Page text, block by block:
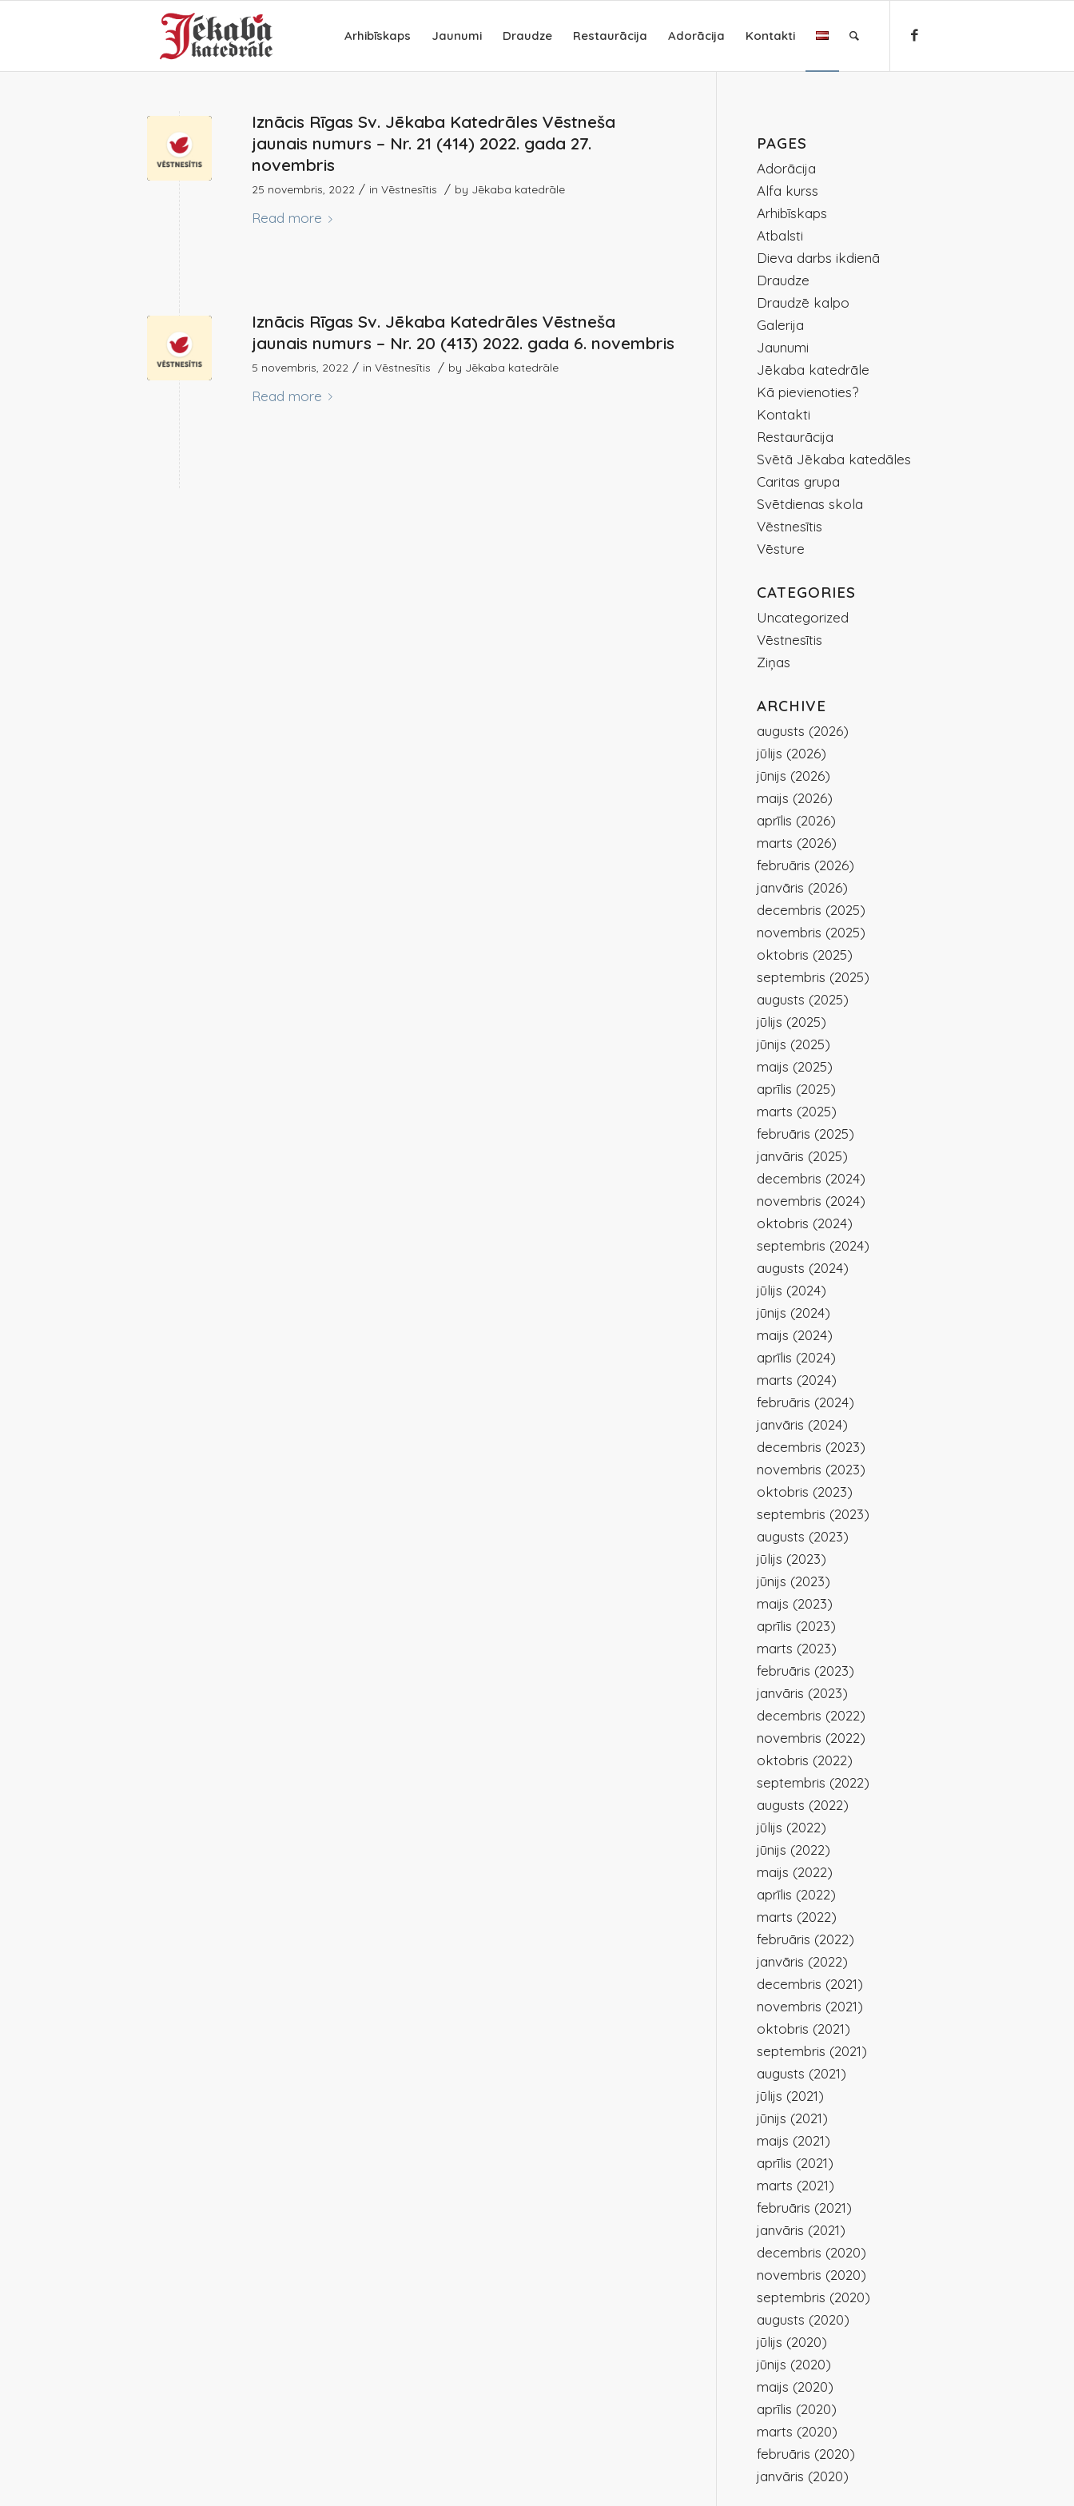
Arhibīskaps Jaunumi Draudze Restaurācija Adorācija Kontakti
Iznācis Rīgas Sv. Jēkaba Katedrāles Vēstneša
jaunais numurs – Nr. 21 (414) 2022. gada 27.
novembris
25 novembris, 2022 / inVēstnesītis / by Jēkaba katedrāle
Read more
Iznācis Rīgas Sv. Jēkaba Katedrāles Vēstneša
jaunais numurs – Nr. 20 (413) 2022. gada 6. novembris
5 novembris, 2022 / inVēstnesītis / by Jēkaba katedrāle
Read more
PAGES
Adorācija
Alfa kurss
Arhibīskaps
Atbalsti
Dieva darbs ikdienā
Draudze
Draudzē kalpo
Galerija
Jaunumi
Jēkaba katedrāle
Kā pievienoties?
Kontakti
Restaurācija
Svētā Jēkaba katedāles
Caritas grupa
Svētdienas skola
Vēstnesītis
Vēsture
CATEGORIES
Uncategorized
Vēstnesītis
Ziņas
ARCHIVE
augusts (2026)
jūlijs (2026)
jūnijs (2026)
maijs (2026)
aprīlis (2026)
marts (2026)
februāris (2026)
janvāris (2026)
decembris (2025)
novembris (2025)
oktobris (2025)
septembris (2025)
augusts (2025)
jūlijs (2025)
jūnijs (2025)
maijs (2025)
aprīlis (2025)
marts (2025)
februāris (2025)
janvāris (2025)
decembris (2024)
novembris (2024)
oktobris (2024)
septembris (2024)
augusts (2024)
jūlijs (2024)
jūnijs (2024)
maijs (2024)
aprīlis (2024)
marts (2024)
februāris (2024)
janvāris (2024)
decembris (2023)
novembris (2023)
oktobris (2023)
septembris (2023)
augusts (2023)
jūlijs (2023)
jūnijs (2023)
maijs (2023)
aprīlis (2023)
marts (2023)
februāris (2023)
janvāris (2023)
decembris (2022)
novembris (2022)
oktobris (2022)
septembris (2022)
augusts (2022)
jūlijs (2022)
jūnijs (2022)
maijs (2022)
aprīlis (2022)
marts (2022)
februāris (2022)
janvāris (2022)
decembris (2021)
novembris (2021)
oktobris (2021)
septembris (2021)
augusts (2021)
jūlijs (2021)
jūnijs (2021)
maijs (2021)
aprīlis (2021)
marts (2021)
februāris (2021)
janvāris (2021)
decembris (2020)
novembris (2020)
septembris (2020)
augusts (2020)
jūlijs (2020)
jūnijs (2020)
maijs (2020)
aprīlis (2020)
marts (2020)
februāris (2020)
janvāris (2020)